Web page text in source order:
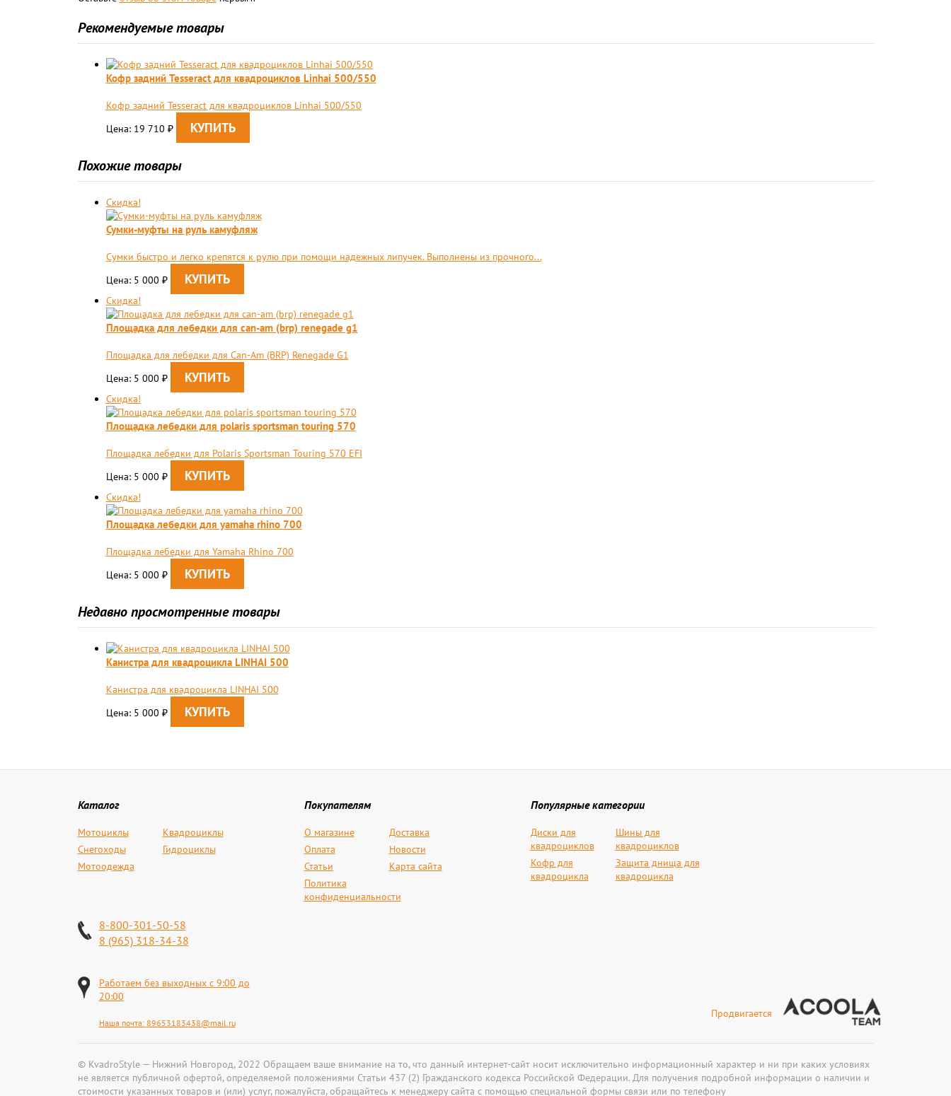
Рекомендуемые товары
Кофр задний Tesseract для квадроциклов Linhai 500/550
Кофр задний Tesseract для квадроциклов Linhai 500/550
Цена: 19 710 ₽
Похожие товары
Скидка!
Сумки-муфты на руль камуфляж
Сумки быстро и легко крепятся к рулю при помощи надежных липучек. Выполнены из прочного...
Цена: 5 000 ₽
Скидка!
Площадка для лебедки для can-am (brp) renegade g1
Площадка для лебедки для Can-Am (BRP) Renegade G1
Цена: 5 000 ₽
Скидка!
Площадка лебедки для polaris sportsman touring 570
Площадка лебедки для Polaris Sportsman Touring 570 EFI
Цена: 5 000 ₽
Скидка!
Площадка лебедки для yamaha rhino 700
Площадка лебедки для Yamaha Rhino 700
Цена: 5 000 ₽
Недавно просмотренные товары
Канистра для квадроцикла LINHAI 500
Канистра для квадроцикла LINHAI 500
Цена: 5 000 ₽
Каталог
Мотоциклы
Квадроциклы
Снегоходы
Гидроциклы
Мотоодежда
Покупателям
О магазине
Доставка
Оплата
Новости
Статьи
Карта сайта
Политика
конфиденциальности
Популярные категории
Диски для
квадроциклов
Шины для
квадроциклов
Кофр для
квадроцикла
Защита днища для
квадроцикла
8-800-301-50-58
8 (965) 318-34-38
Работаем без выходных с 9:00 до
20:00
Наша почта: 89653183438@mail.ru
Продвигается
© KvadroStyle — Нижний Новгород, 2022 Обращаем ваше внимание на то, что данный интернет-сайт носит исключительно информационный характер и ни при каких условиях
не является публичной офертой, определяемой положениями Статьи 437 (2) Гражданского кодекса Российской Федерации. Для получения подробной информации о наличии и
стоимости указанных товаров и (или) услуг, пожалуйста, обращайтесь к менеджеру сайта с помощью специальной формы связи или по телефону